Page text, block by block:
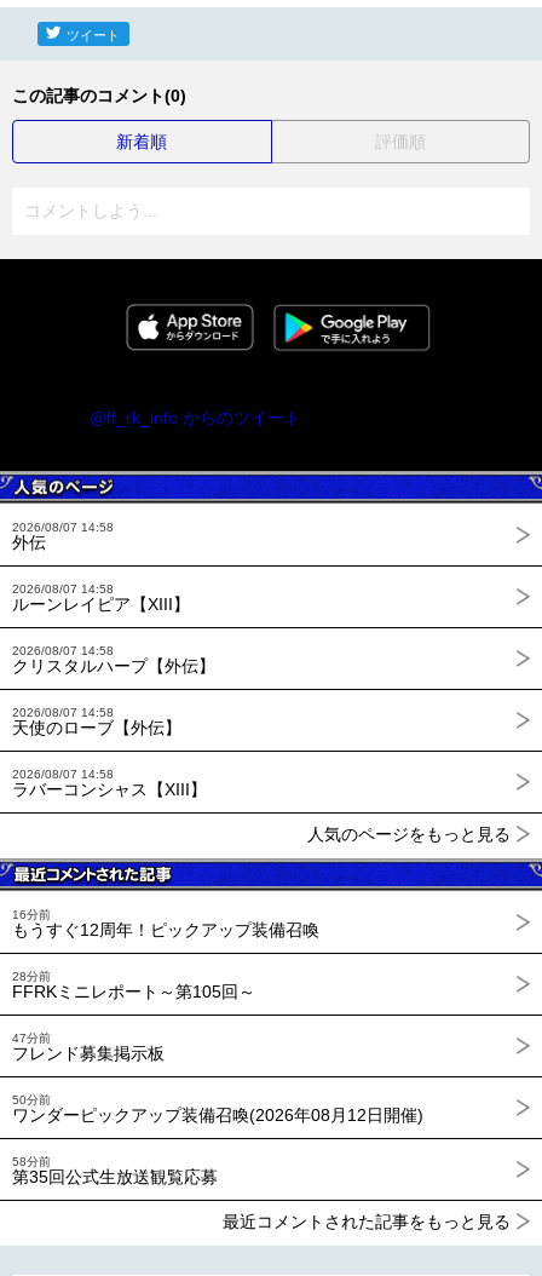
ツイート
この記事のコメント(0)
新着順 評価順
コメントしよう...
@ff_rk_info からのツイート
2026/08/07 14:58
外伝
2026/08/07 14:58
ルーンレイピア【XIII】
2026/08/07 14:58
クリスタルハープ【外伝】
2026/08/07 14:58
天使のローブ【外伝】
2026/08/07 14:58
ラバーコンシャス【XIII】
人気のページをもっと見る
16分前
もうすぐ12周年！ピックアップ装備召喚
28分前
FFRKミニレポート～第105回～
47分前
フレンド募集掲示板
50分前
ワンダーピックアップ装備召喚(2026年08月12日開催)
58分前
第35回公式生放送観覧応募
最近コメントされた記事をもっと見る